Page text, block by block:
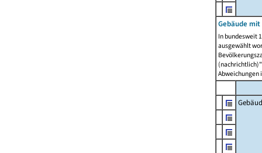
Gebäude mit
In bundesweit
ausgewählt
Abweichungen